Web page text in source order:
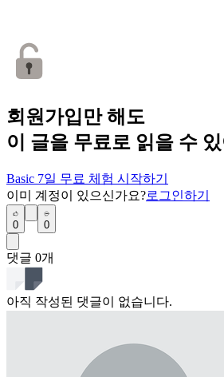
회원가입만 해도
이 글을 무료로 읽을 수
Basic 7일 무료 체험 시작하기
이미 계정이 있으신가요?로그인하기
0 0
댓글 0개
아직 작성된 댓글이 없습니다.